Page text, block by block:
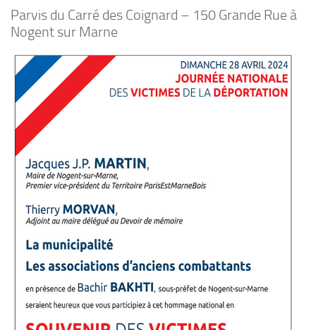
Parvis du Carré des Coignard – 150 Grande Rue à
Nogent sur Marne